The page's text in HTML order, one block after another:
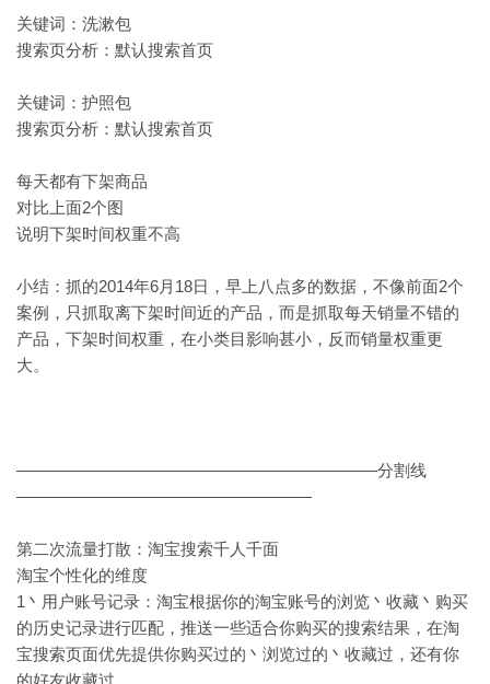
关键词：洗漱包
搜索页分析：默认搜索首页
关键词：护照包
搜索页分析：默认搜索首页
每天都有下架商品
对比上面2个图
说明下架时间权重不高
小结：抓的2014年6月18日，早上八点多的数据，不像前面2个
案例，只抓取离下架时间近的产品，而是抓取每天销量不错的
产品，下架时间权重，在小类目影响甚小，反而销量权重更
大。
——————————————————————分割线
——————————————————
第二次流量打散：淘宝搜索千人千面
淘宝个性化的维度
1丶用户账号记录：淘宝根据你的淘宝账号的浏览丶收藏丶购买
的历史记录进行匹配，推送一些适合你购买的搜索结果，在淘
宝搜索页面优先提供你购买过的丶浏览过的丶收藏过，还有你
的好友收藏过